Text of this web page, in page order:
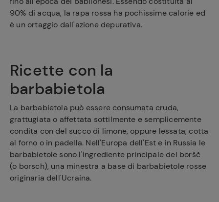
90% di acqua, la rapa rossa ha pochissime calorie ed
è un ortaggio dall'azione depurativa.
Ricette con la
barbabietola
La barbabietola può essere consumata cruda,
grattugiata o affettata sottilmente e semplicemente
condita con del succo di limone, oppure lessata, cotta
al forno o in padella. Nell'Europa dell'Est e in Russia le
barbabietole sono l'ingrediente principale del boršč
(o borsch), una minestra a base di barbabietole rosse
originaria dell'Ucraina.